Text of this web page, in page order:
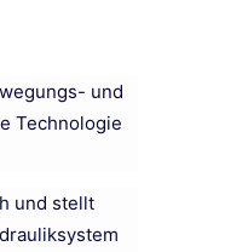
und
Technologie
und stellt